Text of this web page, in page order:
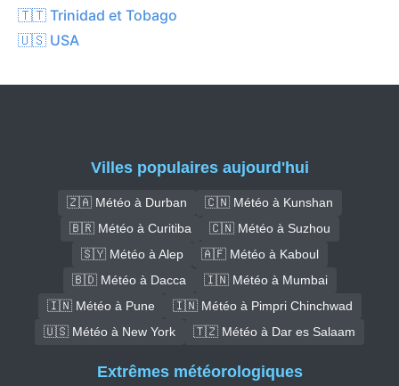
🇹🇹 Trinidad et Tobago
🇺🇸 USA
Villes populaires aujourd'hui
🇿🇦 Météo à Durban
🇨🇳 Météo à Kunshan
🇧🇷 Météo à Curitiba
🇨🇳 Météo à Suzhou
🇸🇾 Météo à Alep
🇦🇫 Météo à Kaboul
🇧🇩 Météo à Dacca
🇮🇳 Météo à Mumbai
🇮🇳 Météo à Pune
🇮🇳 Météo à Pimpri Chinchwad
🇺🇸 Météo à New York
🇹🇿 Météo à Dar es Salaam
Extrêmes météorologiques